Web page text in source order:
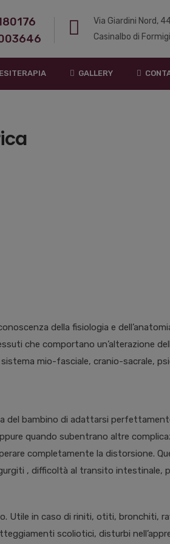
Via Giardini Nord,
Casinalbo di
GALLERY
della fisiologia e
che comportano un’alterazione
mio-fasciale, cranio-sacrale,
bambino di adattarsi
quando subentrano altre
completamente la distorsione.
, difficoltà al transito
Utile in caso di riniti, otiti, bronchiti,
scoliotici, disturbi